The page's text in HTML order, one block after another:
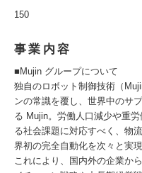
150
事業内容
■Mujin グループについて
独自のロボット制御技術（
ンの常識を覆し、世界中のサ
る Mujin。労働人口減少や重
る社会課題に対応すべく、物
界初の完全自動化を次々と実現
これにより、国内外の企業か